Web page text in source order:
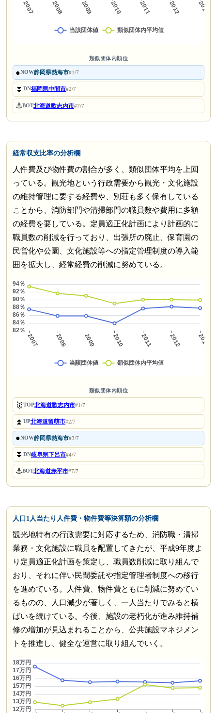
類似団体内順位
●NOW静岡県熱海市#1/7
⏬DN福岡県中間市#2/7
⚓BOT北海道歌志内市#7/7
経常収支比率の分析欄
人件費及び物件費の割合が多く、類似団体平均を上回
っている。観光地という行政需要から観光・文化施設
の維持管理に要する経費や、別荘も多く保有している
ことから、消防部門や清掃部門の職員数や費用に多額
の経費を要している。定員適正化計画により計画的に
職員数の削減を行っており、出張所の廃止、保育園の
民営化や公園、文化施設等への指定管理制度の導入範
囲を拡大し、経常経費の削減に努めている。
類似団体内順位
🥇TOP北海道歌志内市#1/7
⏫UP北海道留萌市#2/7
●NOW静岡県熱海市#3/7
⏬DN岐阜県下呂市#4/7
⚓BOT北海道赤平市#7/7
人口1人当たり人件費・物件費等決算額の分析欄
観光地特有の行政需要に対応するため、消防職・清掃
業務・文化施設に職員を配置してきたが、平成9年度よ
り定員適正化計画を策定し、職員数削減に取り組んで
おり、それに伴い民間委託や指定管理者制度への移行
を進めている。人件費、物件費ともに削減に努めてい
るものの、人口減少が著しく、一人当たりでみると横
ばいを続けている。今後、施設の老朽化が進み維持補
修の増加が見込まれることから、公共施設マネジメン
トを推進し、健全な運営に取り組んでいく。